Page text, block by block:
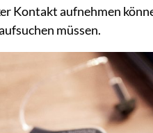
Kontakt aufnehmen
müssen.